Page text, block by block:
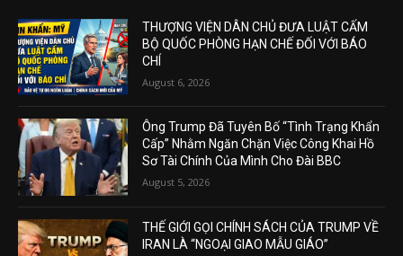
THƯỢNG VIỆN DÂN CHỦ ĐƯA LUẬT CẤM
BỘ QUỐC PHÒNG HẠN CHẾ ĐỐI VỚI BÁO
CHÍ
August 6, 2026
Ông Trump Đã Tuyên Bố “Tình Trạng Khẩn
Cấp” Nhằm Ngăn Chặn Việc Công Khai Hồ
Sơ Tài Chính Của Mình Cho Đài BBC
August 5, 2026
THẾ GIỚI GỌI CHÍNH SÁCH CỦA TRUMP VỀ
IRAN LÀ “NGOẠI GIAO MẪU GIÁO”